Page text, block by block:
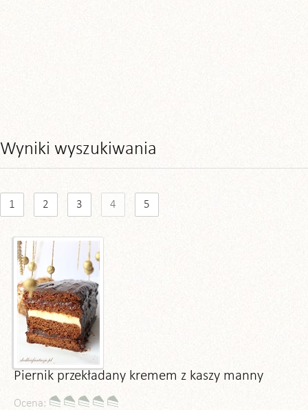
Wyniki wyszukiwania
1 2 3 4 5
Piernik przekładany kremem z kaszy manny
Ocena: